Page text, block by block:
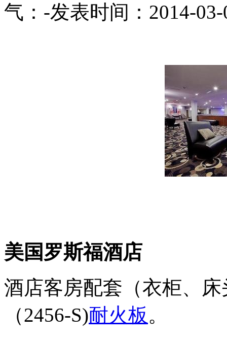
气： -发表时间：2014-
美国罗斯福酒店
酒店客房配套（衣柜、
（2456-S)耐火板 。